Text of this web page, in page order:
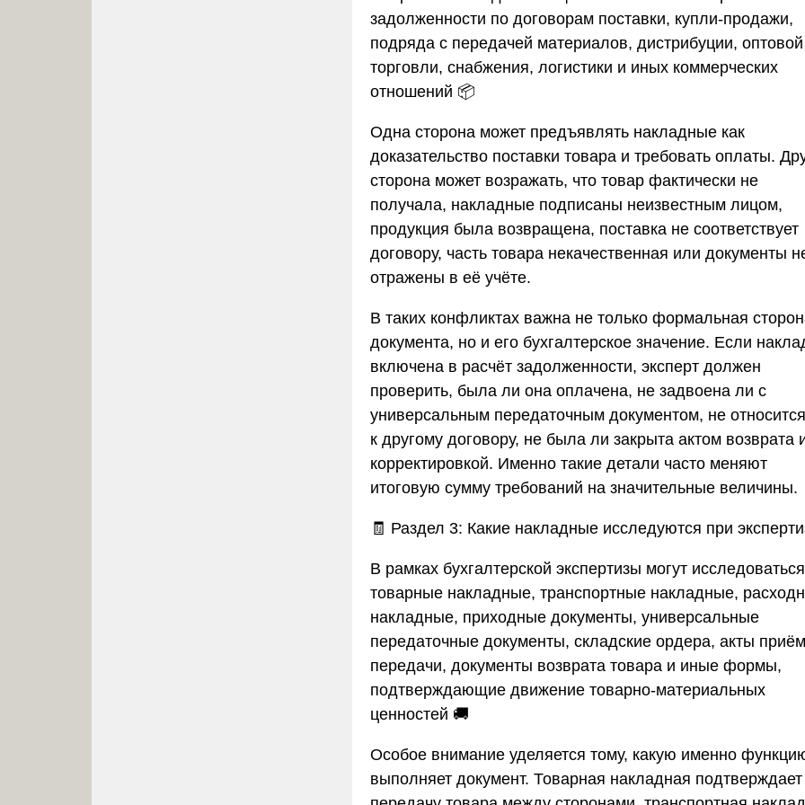
задолженности по договорам поставки, купли-продажи,
подряда с передачей материалов, дистрибуции, оптовой
торговли, снабжения, логистики и иных коммерческих
отношений 📦
Одна сторона может предъявлять накладные как
доказательство поставки товара и требовать оплаты.
сторона может возражать, что товар фактически не
получала, накладные подписаны неизвестным лицом,
продукция была возвращена, поставка не соответствует
договору, часть товара некачественная или документы
отражены в её учёте.
В таких конфликтах важна не только формальная
документа, но и его бухгалтерское значение. Если
включена в расчёт задолженности, эксперт должен
проверить, была ли она оплачена, не задвоена ли с
универсальным передаточным документом, не
к другому договору, не была ли закрыта актом возврата
корректировкой. Именно такие детали часто меняют
итоговую сумму требований на значительные величины.
🧾 Раздел 3: Какие накладные исследуются при
В рамках бухгалтерской экспертизы могут исследоваться
товарные накладные, транспортные накладные,
накладные, приходные документы, универсальные
передаточные документы, складские ордера, акты
передачи, документы возврата товара и иные формы,
подтверждающие движение товарно-материальных
ценностей 🚚
Особое внимание уделяется тому, какую именно
выполняет документ. Товарная накладная подтверждает